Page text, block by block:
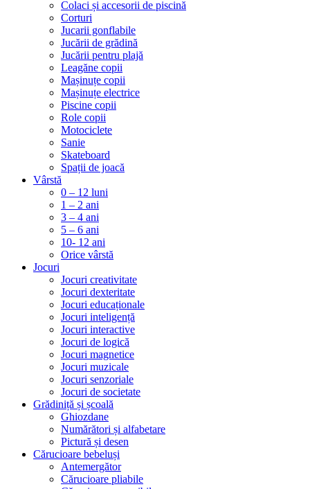
Colaci și accesorii de piscină
Corturi
Jucarii gonflabile
Jucării de grădină
Jucării pentru plajă
Leagăne copii
Mașinuțe copii
Mașinuțe electrice
Piscine copii
Role copii
Motociclete
Sanie
Skateboard
Spații de joacă
Vârstă
0 – 12 luni
1 – 2 ani
3 – 4 ani
5 – 6 ani
10- 12 ani
Orice vârstă
Jocuri
Jocuri creativitate
Jocuri dexteritate
Jocuri educaționale
Jocuri inteligență
Jocuri interactive
Jocuri de logică
Jocuri magnetice
Jocuri muzicale
Jocuri senzoriale
Jocuri de societate
Grădiniță și școală
Ghiozdane
Numărători și alfabetare
Pictură și desen
Cărucioare bebeluși
Antemergător
Cărucioare pliabile